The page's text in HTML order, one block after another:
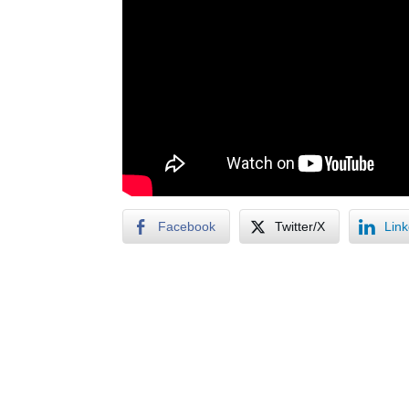
Facebook Twitter/X